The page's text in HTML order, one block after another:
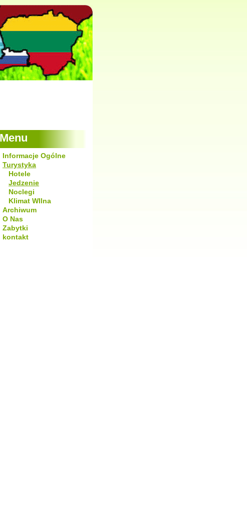
Menu
Informacje Ogólne
Turystyka
Hotele
Jedzenie
Noclegi
Klimat WIlna
Archiwum
O Nas
Zabytki
kontakt